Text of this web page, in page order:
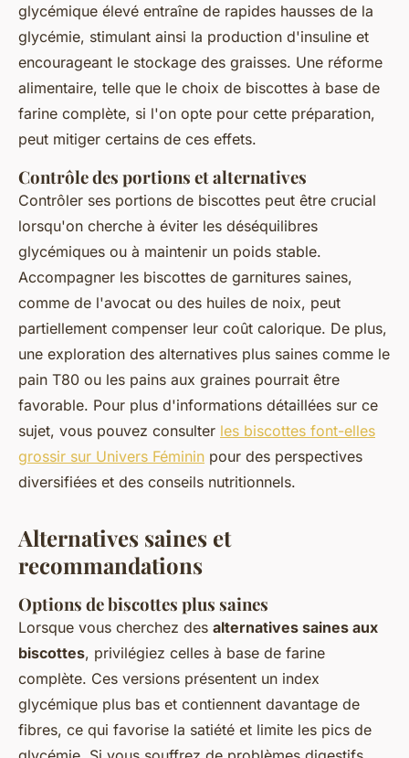
glycémique élevé entraîne de rapides hausses de la
glycémie, stimulant ainsi la production d'insuline et
encourageant le stockage des graisses. Une réforme
alimentaire, telle que le choix de biscottes à base de
farine complète, si l'on opte pour cette préparation,
peut mitiger certains de ces effets.
Contrôle des portions et alternatives
Contrôler ses portions de biscottes peut être crucial
lorsqu'on cherche à éviter les déséquilibres
glycémiques ou à maintenir un poids stable.
Accompagner les biscottes de garnitures saines,
comme de l'avocat ou des huiles de noix, peut
partiellement compenser leur coût calorique. De plus,
une exploration des alternatives plus saines comme le
pain T80 ou les pains aux graines pourrait être
favorable. Pour plus d'informations détaillées sur ce
sujet, vous pouvez consulter les biscottes font-elles
grossir sur Univers Féminin pour des perspectives
diversifiées et des conseils nutritionnels.
Alternatives saines et
recommandations
Options de biscottes plus saines
Lorsque vous cherchez des alternatives saines aux
biscottes, privilégiez celles à base de farine
complète. Ces versions présentent un index
glycémique plus bas et contiennent davantage de
fibres, ce qui favorise la satiété et limite les pics de